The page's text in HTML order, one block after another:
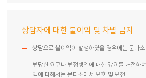
상담자에 대한 불이익 및 차별 금지
상담으로 불이익이 발생하였을 경우에는 문다
부당한 요구나 부정행위에 대한 강요를 거절하
익에 대해서는 문다소에서 보호 및 보전